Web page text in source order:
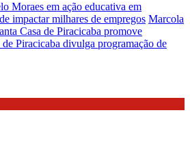
Moraes em ação educativa em
impactar milhares de empregos Marcola
Casa de Piracicaba promove
de Piracicaba divulga programação de